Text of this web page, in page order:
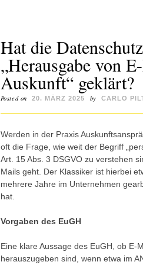
Hat die
„Herausgabe von
Auskunft“ geklärt?
Posted on 20. MÄRZ 2025 by CARLO
Werden in der Praxis
oft die Frage, wie weit der Begriff
Art. 15 Abs. 3 DSGVO zu verstehen
Mails geht. Der Klassiker ist hierbei
mehrere Jahre im Unternehmen
hat.
Vorgaben des EuGH
Eine klare Aussage des EuGH, ob E-
herauszugeben sind, wenn etwa im